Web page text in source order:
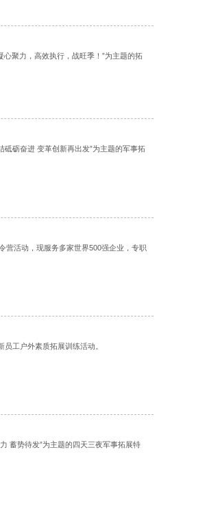
聚力，高效执行，战旺季！”为主题的拓
砥砺奋进 变革创新再出发”为主题的军事拓
营活动，现服务多家世界500强企业，专职
工户外素质拓展训练活动。
蓄势待发”为主题的四天三夜军事拓展特